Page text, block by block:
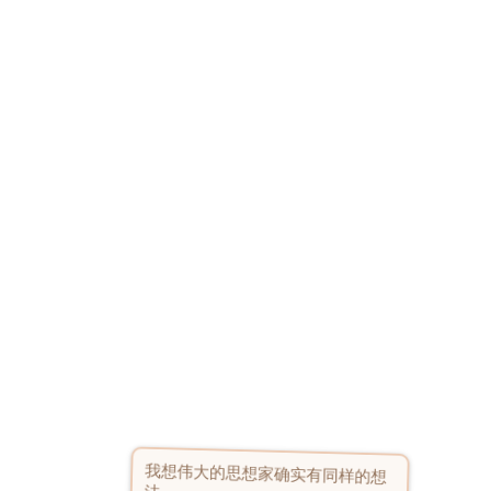
我想伟大的思想家确实有同样的想